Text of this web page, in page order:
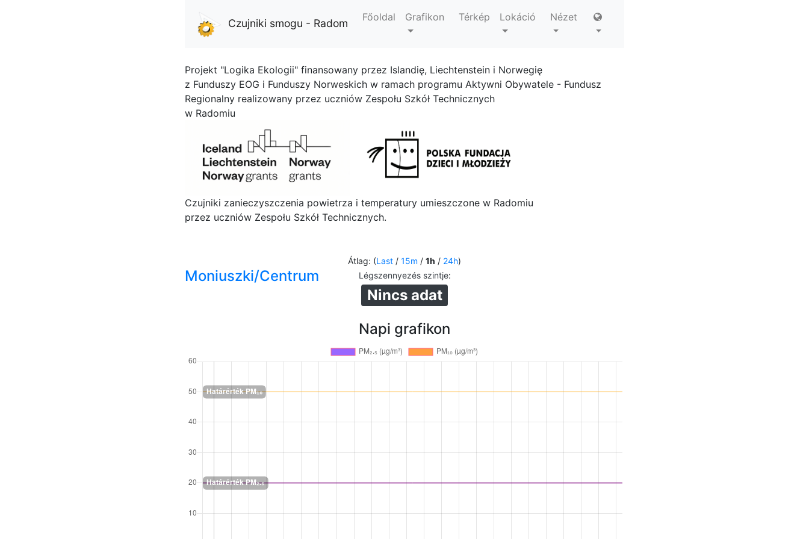
Czujniki smogu - Radom Főoldal Grafikon Térkép Lokáció Nézet
Projekt "Logika Ekologii" finansowany przez Islandię, Liechtenstein i Norwegię
z Funduszy EOG i Funduszy Norweskich w ramach programu Aktywni Obywatele - Fundusz
Regionalny realizowany przez uczniów Zespołu Szkół Technicznych
w Radomiu
Czujniki zanieczyszczenia powietrza i temperatury umieszczone w Radomiu
przez uczniów Zespołu Szkół Technicznych.
Átlag: (Last / 15m / 1h / 24h)
Moniuszki/Centrum Légszennyezés szintje:
Nincs adat
Napi grafikon